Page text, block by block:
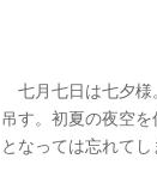
七月七日は七夕様
吊す。初夏の夜空
となっては忘れてし